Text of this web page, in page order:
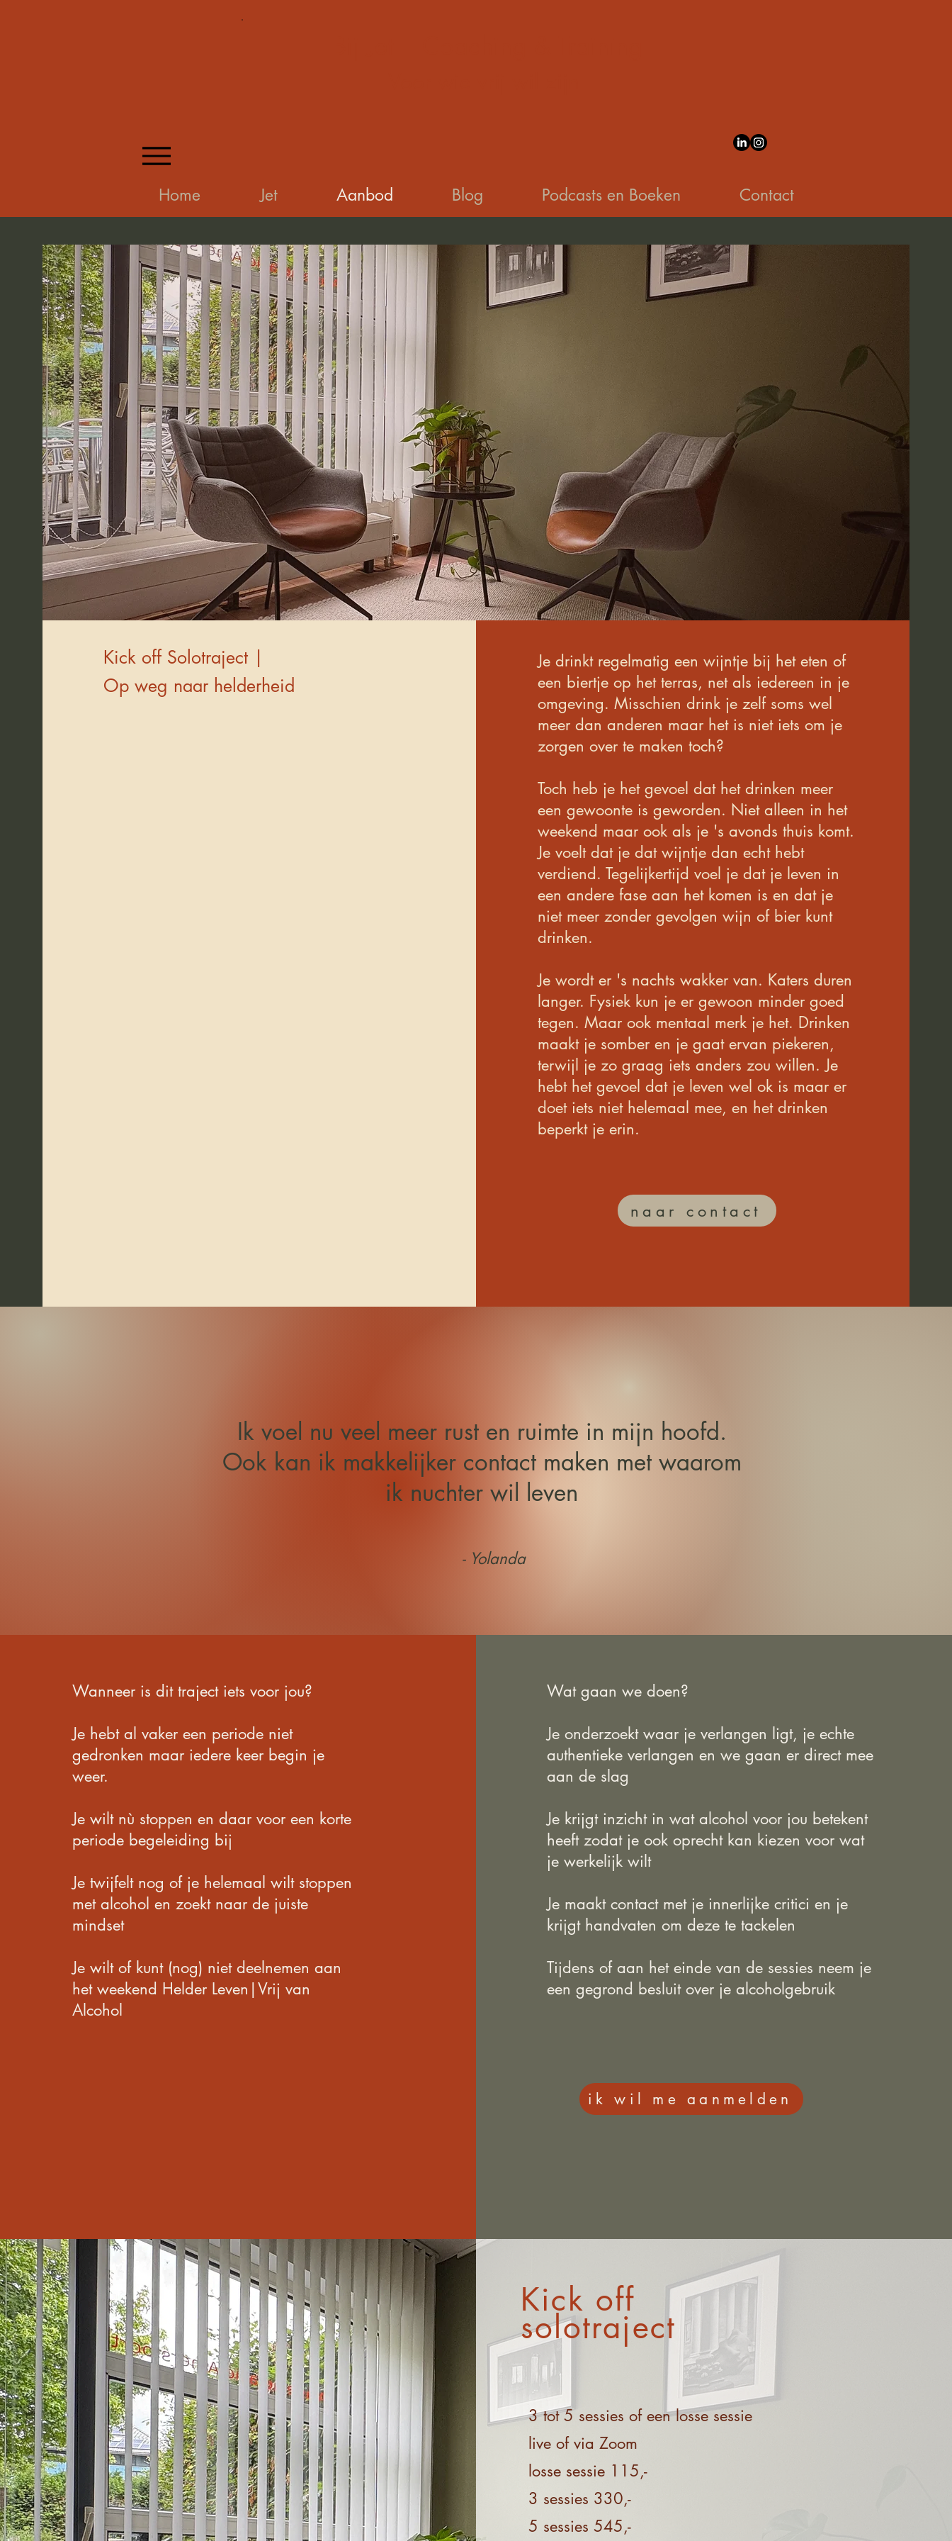
Home Jet Aanbod Blog Podcasts en Boeken Contact
Kick off Solotraject |
Op weg naar helderheid
Je drinkt regelmatig een wijntje bij het eten of
een biertje op het terras, net als iedereen in je
omgeving. Misschien drink je zelf soms wel
meer dan anderen maar het is niet iets om je
zorgen over te maken toch?
​Toch heb je het gevoel dat het drinken meer
een gewoonte is geworden. Niet alleen in het
weekend maar ook als je 's avonds thuis komt.
Je voelt dat je dat wijntje dan echt hebt
verdiend. Tegelijkertijd voel je dat je leven in
een andere fase aan het komen is en dat je
niet meer zonder gevolgen wijn of bier kunt
drinken.
Je wordt er 's nachts wakker van. Katers duren
langer. Fysiek kun je er gewoon minder goed
tegen. Maar ook mentaal merk je het. Drinken
maakt je somber en je gaat ervan piekeren,
terwijl je zo graag iets anders zou willen. Je
hebt het gevoel dat je leven wel ok is maar er
doet iets niet helemaal mee, en het drinken
beperkt je erin.
naar contact
Ik voel nu veel meer rust en ruimte in mijn hoofd.
Ook kan ik makkelijker contact maken met waarom
ik nuchter wil leven
- Yolanda
Wanneer is dit traject iets voor jou?
Je hebt al vaker een periode niet
gedronken maar iedere keer begin je
weer.
Je wilt nù stoppen en daar voor een korte
periode begeleiding bij
Je twijfelt nog of je helemaal wilt stoppen
met alcohol en zoekt naar de juiste
mindset
Je wilt of kunt (nog) niet deelnemen aan
het weekend Helder Leven|Vrij van
Alcohol
Wat gaan we doen?
Je onderzoekt waar je verlangen ligt, je echte
authentieke verlangen en we gaan er direct mee
aan de slag
Je krijgt inzicht in wat alcohol voor jou betekent
heeft zodat je ook oprecht kan kiezen voor wat
je werkelijk wilt
Je maakt contact met je innerlijke critici en je
krijgt handvaten om deze te tackelen
Tijdens of aan het einde van de sessies neem je
een gegrond besluit over je alcoholgebruik
ik wil me aanmelden
Kick off
solotraject
3 tot 5 sessies of een losse sessie
live of via Zoom
losse sessie 115,-
3 sessies 330,-
5 sessies 545,-